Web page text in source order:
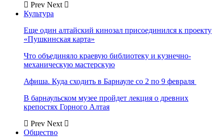
Prev Next
Культура
Еще один алтайский кинозал присоединился к проекту
«Пушкинская карта»
Что объединяло краевую библиотеку и кузнечно-
механическую мастерскую
Афиша. Куда сходить в Барнауле со 2 по 9 февраля
В барнаульском музее пройдет лекция о древних
крепостях Горного Алтая
Prev Next
Общество